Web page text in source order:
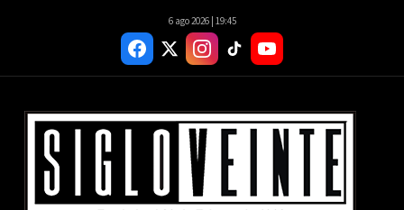
6 ago 2026 | 19:45